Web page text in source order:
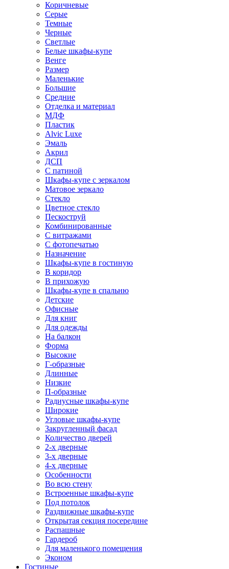
Коричневые
Серые
Темные
Черные
Светлые
Белые шкафы-купе
Венге
Размер
Маленькие
Большие
Средние
Отделка и материал
МДФ
Пластик
Alvic Luxe
Эмаль
Акрил
ДСП
С патиной
Шкафы-купе с зеркалом
Матовое зеркало
Стекло
Цветное стекло
Пескоструй
Комбинированные
С витражами
С фотопечатью
Назначение
Шкафы-купе в гостиную
В коридор
В прихожую
Шкафы-купе в спальню
Детские
Офисные
Для книг
Для одежды
На балкон
Форма
Высокие
Г-образные
Длинные
Низкие
П-образные
Радиусные шкафы-купе
Широкие
Угловые шкафы-купе
Закругленный фасад
Количество дверей
2-х дверные
3-х дверные
4-х дверные
Особенности
Во всю стену
Встроенные шкафы-купе
Под потолок
Раздвижные шкафы-купе
Открытая секция посередине
Распашные
Гардероб
Для маленького помещения
Эконом
Гостиные